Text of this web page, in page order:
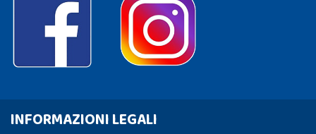
INFORMAZIONI LEGALI